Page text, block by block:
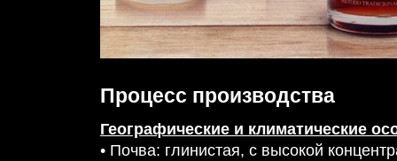
Процесс производства
Географические и климатические
• Почва: глинистая, с высокой